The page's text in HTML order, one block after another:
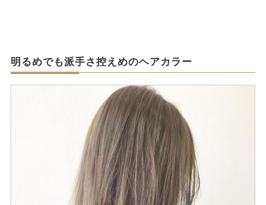
明るめでも派手さ控えめのヘアカラー